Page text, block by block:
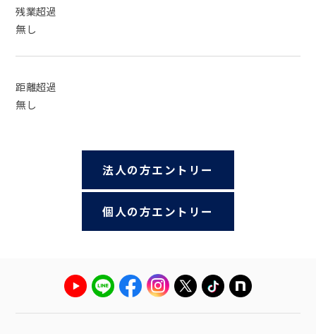
残業超過
無し
距離超過
無し
法人の方エントリー
個人の方エントリー